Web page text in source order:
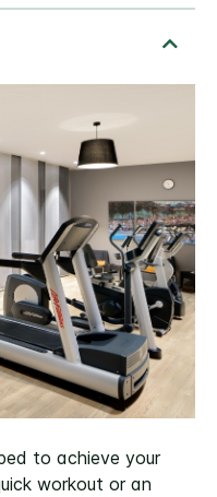
to achieve your
workout or an